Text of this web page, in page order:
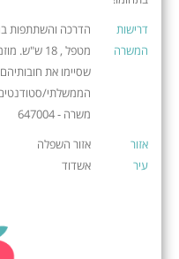
דרישות
המשרה
הדרכה והשתתפות
מטפל , 18
שסיימו את
הממשלתי/
משרה - 647004
אזור
אזור השפלה
עיר
אשדוד